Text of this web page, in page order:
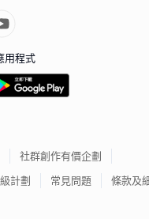
用程式
社群創作有價企劃
計劃
常見問題 條款及